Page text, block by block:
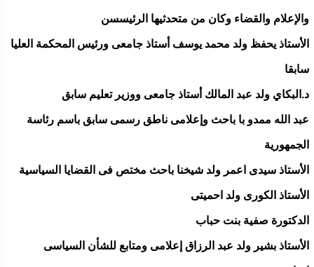
والإعلام والقضاء وكان من متحدثيها الرئيسسن
الأستاذ يحفظ ولد محمد يوسف أستاذ جامعى ورئيس المحكمة العليا
سابقا
د.البكاي ولد عبد المالك أستاذ جامعى ووزير تعليم سابق
عبد الله ممدو با باحث وإعلامى ناطق رسمى سابق باسم رئاسة
الجمهورية
الأستاذ سيدى اعمر ولد شيخنا باحث مختص فى القضايا السياسية
الأستاذ الكورى ولد احميتى
الدكتورة صفية بنت حباب
الأستاذ بشير ولد عبد الرزاق إعلامى ومتابع للشأن السياسى